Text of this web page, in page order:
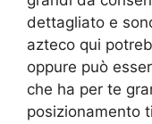
dettagliato e
azteco qui
oppure può
che ha per te
posizionamento